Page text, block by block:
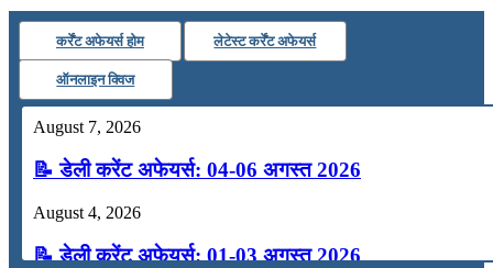
Menu Menu
कर्रेंट अफेयर्स होम लेटेस्ट कर्रेंट अफेयर्स
ऑनलाइन क्विज
August 7, 2026
📝 डेली करेंट अफेयर्स: 04-06 अगस्त 2026
August 4, 2026
📝 डेली करेंट अफेयर्स: 01-03 अगस्त 2026